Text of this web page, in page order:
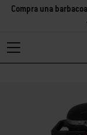
Compra una